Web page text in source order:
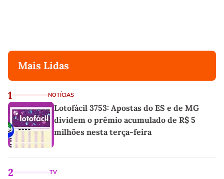
Mais Lidas
1 NOTÍCIAS
Lotofácil 3753: Apostas do ES e de MG
dividem o prêmio acumulado de R$ 5
milhões nesta terça-feira
2 TV